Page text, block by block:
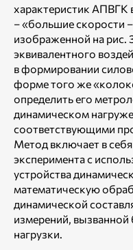
характеристик АПВГК
– «большие скорости
изображенной на рис.
эквивалентного
в формировании
форме того же
определить его
динамическом
соответствующими
Метод включает в
эксперимента с
устройства
математическую
динамической
измерений,
нагрузки.